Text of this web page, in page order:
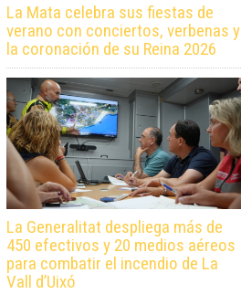
La Mata celebra sus fiestas de
verano con conciertos, verbenas y
la coronación de su Reina 2026
La Generalitat despliega más de
450 efectivos y 20 medios aéreos
para combatir el incendio de La
Vall d’Uixó